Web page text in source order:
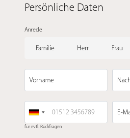
Persönliche Daten
Anrede
Familie Herr Frau
Vorname
für evtl. Rückfragen
E-